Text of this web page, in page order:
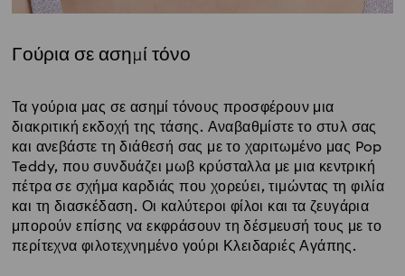
Γούρια σε ασημί τόνο
Τα γούρια μας σε ασημί τόνους προσφέρουν μια
διακριτική εκδοχή της τάσης. Αναβαθμίστε το στυλ σας
και ανεβάστε τη διάθεσή σας με το χαριτωμένο μας Pop
Teddy, που συνδυάζει μωβ κρύσταλλα με μια κεντρική
πέτρα σε σχήμα καρδιάς που χορεύει, τιμώντας τη φιλία
και τη διασκέδαση. Οι καλύτεροι φίλοι και τα ζευγάρια
μπορούν επίσης να εκφράσουν τη δέσμευσή τους με το
περίτεχνα φιλοτεχνημένο γούρι Κλειδαριές Αγάπης.